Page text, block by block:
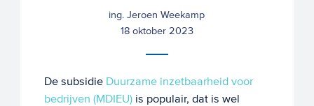
ing. Jeroen Weekamp
18 oktober 2023
De subsidie Duurzame inzetbaarheid voor
bedrijven (MDIEU)is populair, dat is wel